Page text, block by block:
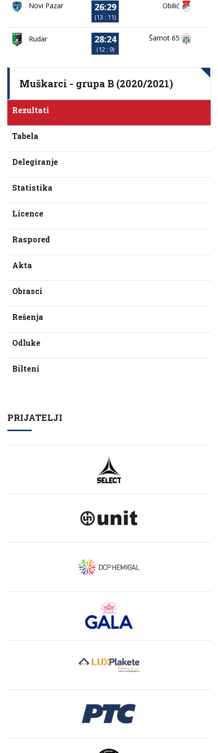
Novi Pazar 26:29
(13 : 11)
Obilić
Rudar 28:24
(12 : 9)
Šamot 65
Muškarci - grupa B (2020/2021)
Rezultati
Tabela
Delegiranje
Statistika
Licence
Raspored
Akta
Obrasci
Rešenja
Odluke
Bilteni
PRIJATELJI